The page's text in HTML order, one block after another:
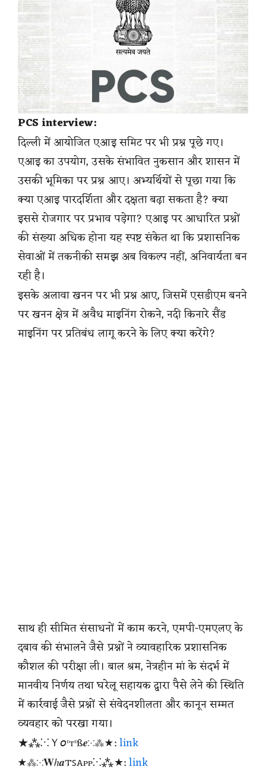
PCS interview:
दिल्ली में आयोजित एआइ समिट पर भी प्रश्न पूछे गए।
एआइ का उपयोग, उसके संभावित नुकसान और शासन में
उसकी भूमिका पर प्रश्न आए। अभ्यर्थियों से पूछा गया कि
क्या एआइ पारदर्शिता और दक्षता बढ़ा सकता है? क्या
इससे रोजगार पर प्रभाव पड़ेगा? एआइ पर आधारित प्रश्नों
की संख्या अधिक होना यह स्पष्ट संकेत था कि प्रशासनिक
सेवाओं में तकनीकी समझ अब विकल्प नहीं, अनिवार्यता बन
रही है।
इसके अलावा खनन पर भी प्रश्न आए, जिसमें एसडीएम बनने
पर खनन क्षेत्र में अवैध माइनिंग रोकने, नदी किनारे सैंड
माइनिंग पर प्रतिबंध लागू करने के लिए क्या करेंगे?
साथ ही सीमित संसाधनों में काम करने, एमपी-एमएलए के
दबाव की संभालने जैसे प्रश्नों ने व्यावहारिक प्रशासनिक
कौशल की परीक्षा ली। बाल श्रम, नेत्रहीन मां के संदर्भ में
मानवीय निर्णय तथा घरेलू सहायक द्वारा पैसे लेने की स्थिति
में कार्रवाई जैसे प्रश्नों से संवेदनशीलता और कानून सम्मत
व्यवहार को परखा गया।
★⁂⁙Ｙ𝘰ᶹтᶹß𝒆⁙⁂★:link
★⁂⁙𝐖ℎ𝒂𐍄ꜱꭺᴩᴩ⁙⁂★:link